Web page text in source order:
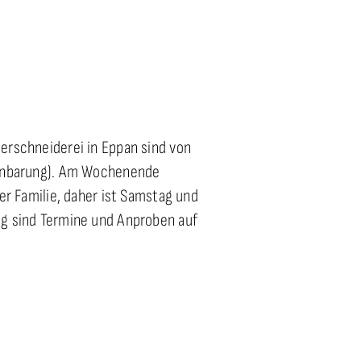
in Eppan sind von
Am Wochenende
Familie, daher ist Samstag und
sind Termine und Anproben auf